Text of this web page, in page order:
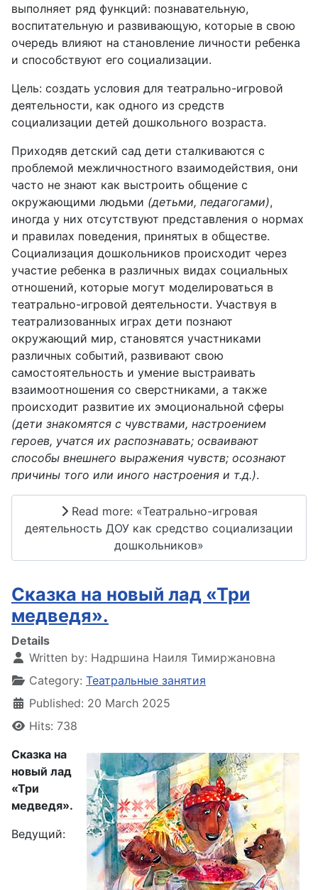
выполняет ряд функций: познавательную,
воспитательную и развивающую, которые в свою
очередь влияют на становление личности ребенка
и способствуют его социализации.
Цель: создать условия для театрально-игровой
деятельности, как одного из средств
социализации детей дошкольного возраста.
Приходяв детский сад дети сталкиваются с
проблемой межличностного взаимодействия, они
часто не знают как выстроить общение с
окружающими людьми (детьми, педагогами),
иногда у них отсутствуют представления о нормах
и правилах поведения, принятых в обществе.
Социализация дошкольников происходит через
участие ребенка в различных видах социальных
отношений, которые могут моделироваться в
театрально-игровой деятельности. Участвуя в
театрализованных играх дети познают
окружающий мир, становятся участниками
различных событий, развивают свою
самостоятельность и умение выстраивать
взаимоотношения со сверстниками, а также
происходит развитие их эмоциональной сферы
(дети знакомятся с чувствами, настроением
героев, учатся их распознавать; осваивают
способы внешнего выражения чувств; осознают
причины того или иного настроения и т.д.).
Read more: «Театрально-игровая
деятельность ДОУ как средство социализации
дошкольников»
Сказка на новый лад «Три
медведя».
Details
Written by: Надршина Наиля Тимиржановна
Category: Театральные занятия
Published: 20 March 2025
Hits: 738
Сказка на
новый лад
«Три
медведя».
Ведущий: